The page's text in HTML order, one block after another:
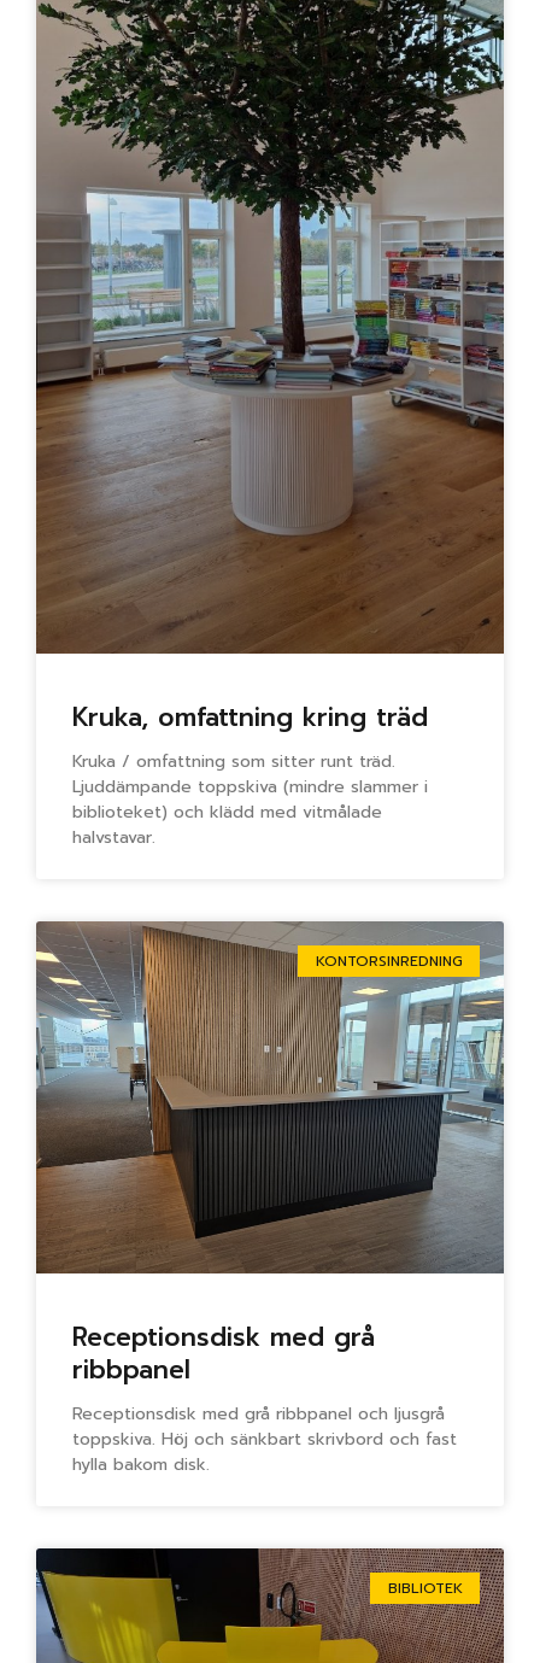
Kruka, omfattning kring träd
Kruka / omfattning som sitter runt träd.
Ljuddämpande toppskiva (mindre slammer i
biblioteket) och klädd med vitmålade
halvstavar.
KONTORSINREDNING
Receptionsdisk med grå
ribbpanel
Receptionsdisk med grå ribbpanel och ljusgrå
toppskiva. Höj och sänkbart skrivbord och fast
hylla bakom disk.
BIBLIOTEK